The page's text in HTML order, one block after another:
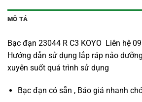
MÔ TẢ
Bạc đạn 23044 R C3 KOYO Liên hệ
Hướng dẫn sử dụng lắp ráp nảo
xuyên suốt quá trình sử dụng
Bạc đạn có sẵn , Báo giá nhanh